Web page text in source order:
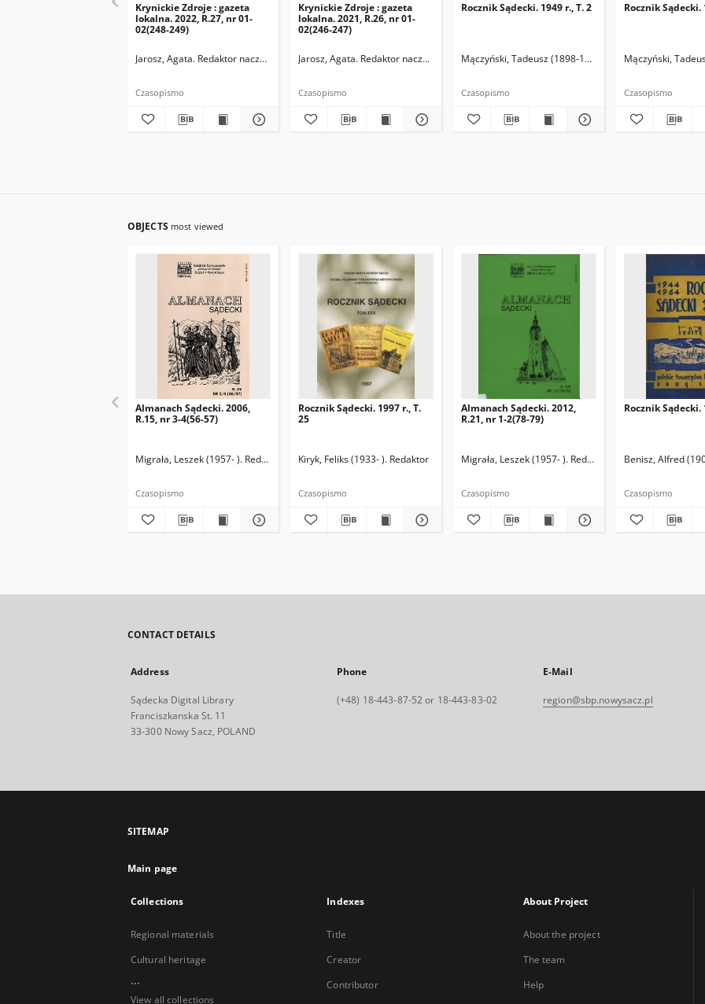
Krynickie Zdroje : gazeta
lokalna. 2022, R.27, nr 01-
02(248-249)
Jarosz, Agata. Redaktor naczelny
Czasopismo
Krynickie Zdroje : gazeta
lokalna. 2021, R.26, nr 01-
02(246-247)
Jarosz, Agata. Redaktor naczelny
Czasopismo
Rocznik Sądecki. 1949 r., T. 2
Mączyński, Tadeusz (1898-1955). Redaktor Olszewski,
Czasopismo
Rocznik Sądecki.
Mączyński,
Czasopismo
OBJECTS most viewed
Almanach Sądecki. 2006,
R.15, nr 3-4(56-57)
Migrała, Leszek (1957- ). Redaktor naczelny
Czasopismo
Rocznik Sądecki. 1997 r., T.
25
Kiryk, Feliks (1933- ). Redaktor
Czasopismo
Almanach Sądecki. 2012,
R.21, nr 1-2(78-79)
Migrała, Leszek (1957- ). Redaktor naczelny
Czasopismo
Rocznik Sądecki.
Benisz, Alfred
Czasopismo
CONTACT DETAILS
Address
Sądecka Digital Library
Franciszkanska St. 11
33-300 Nowy Sacz, POLAND
Phone
(+48) 18-443-87-52 or 18-443-83-02
E-Mail
region@sbp.nowysacz.pl
SITEMAP
Main page
Collections
Regional materials
Cultural heritage
...
View all collections
Indexes
Title
Creator
Contributor
About Project
About the project
The team
Help